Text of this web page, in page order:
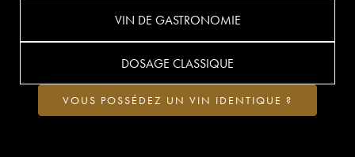
VIN DE GASTRONOMIE
DOSAGE CLASSIQUE
VOUS POSSÉDEZ UN VIN IDENTIQUE ?